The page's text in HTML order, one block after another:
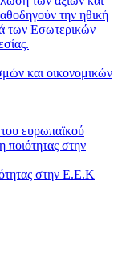
την ηθική
των Εσωτερικών
και οικονομικών
ευρωπαϊκού
ποιότητας στην
στην Ε.Ε.Κ